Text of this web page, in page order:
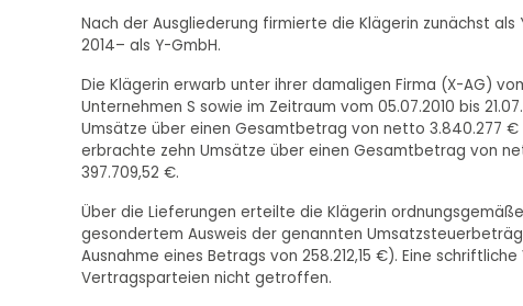
Nach der Ausgliederung firmierte die Klägerin zunächst
2014– als Y-GmbH.
Die Klägerin erwarb unter ihrer damaligen Firma (X-AG)
Unternehmen S sowie im Zeitraum vom 05.07.2010 bis
Umsätze über einen Gesamtbetrag von netto 3.840.277 €
erbrachte zehn Umsätze über einen Gesamtbetrag von
397.709,52 €.
Über die Lieferungen erteilte die Klägerin
gesondertem Ausweis der genannten
Ausnahme eines Betrags von 258.212,15 €). Eine
Vertragsparteien nicht getroffen.